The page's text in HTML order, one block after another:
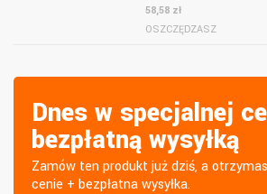
58,58 zł
OSZCZĘDZASZ
Dnes w specjalnej
bezpłatną wysyłką
Zamów ten produkt już dziś, a
cenie + bezpłatna wysyłka.